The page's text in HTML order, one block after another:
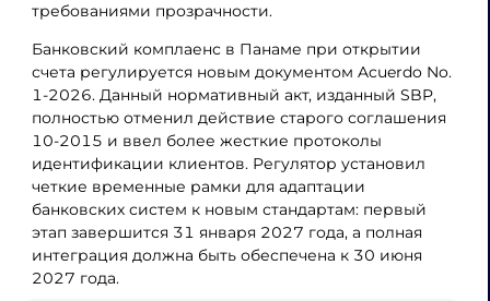
требованиями прозрачности.
Банковский комплаенс в Панаме при открытии
счета регулируется новым документом Acuerdo No.
1-2026. Данный нормативный акт, изданный SBP,
полностью отменил действие старого соглашения
10-2015 и ввел более жесткие протоколы
идентификации клиентов. Регулятор установил
четкие временные рамки для адаптации
банковских систем к новым стандартам: первый
этап завершится 31 января 2027 года, а полная
интеграция должна быть обеспечена к 30 июня
2027 года.